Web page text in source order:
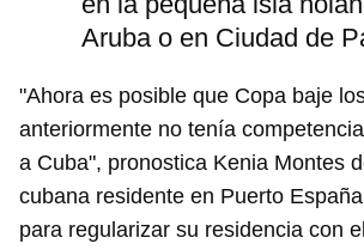
Aruba o en Ciudad de
"Ahora es posible que Copa baje
anteriormente no tenía
a Cuba", pronostica Kenia Montes
cubana residente en Puerto
para regularizar su residencia con